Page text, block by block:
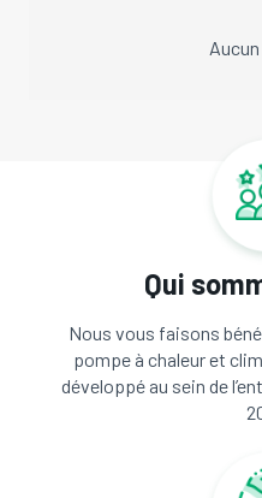
Qui
Nous vous faisons
pompe à chaleur et
développé au sein de